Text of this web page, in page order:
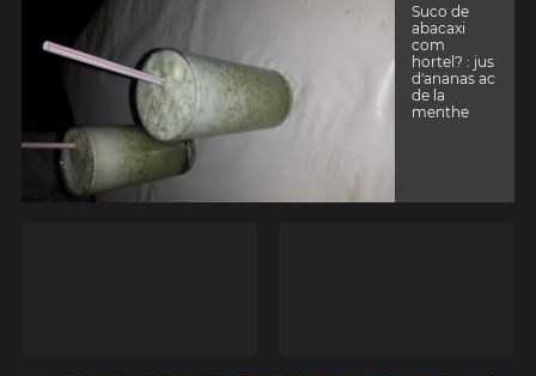
Suco de
abacaxi
com
hortel? : jus
d'ananas ac
de la
menthe